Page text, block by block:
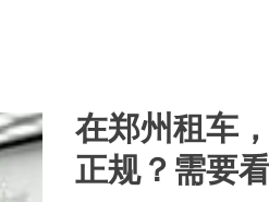
在郑州租车
正规？需要